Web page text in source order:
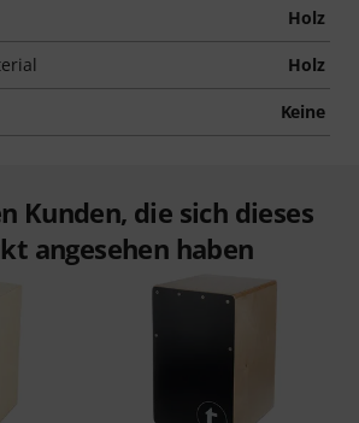
Holz
Holz
Keine
Kunden, die sich dieses
angesehen haben